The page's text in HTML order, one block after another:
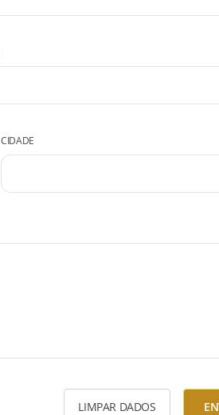
CIDADE
LIMPAR DADOS